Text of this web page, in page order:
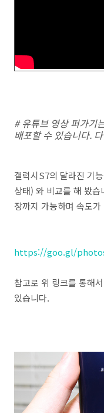
# 유튜브 영상 퍼가기
배포할 수 있습니다.
갤럭시S7의 달라진 기
상태) 와 비교를 해 봤
장까지 가능하며 속도
https://goo.gl/
참고로 위 링크를 통해
있습니다.